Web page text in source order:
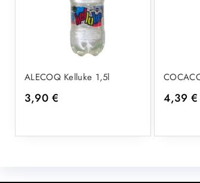
ALECOQ Kelluke 1,5l
3,90 € 4,39 €